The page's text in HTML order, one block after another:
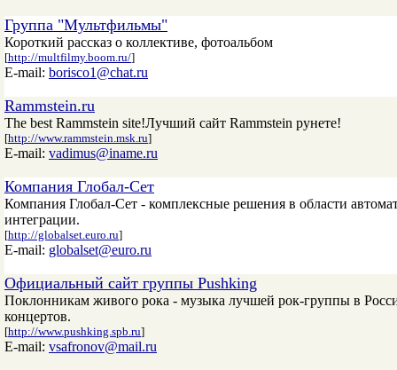
Группа "Мультфильмы"
Короткий рассказ о коллективе, фотоальбом
[http://multfilmy.boom.ru/]
E-mail: borisco1@chat.ru
Rammstein.ru
The best Rammstein site!Лучший сайт Rammstein рунете!
[http://www.rammstein.msk.ru]
E-mail: vadimus@iname.ru
Компания Глобал-Сет
Компания Глобал-Сет - комплексные решения в области
интеграции.
[http://globalset.euro.ru]
E-mail: globalset@euro.ru
Официальный сайт группы Pushking
Поклонникам живого рока - музыка лучшей рок-группы в
концертов.
[http://www.pushking.spb.ru]
E-mail: vsafronov@mail.ru